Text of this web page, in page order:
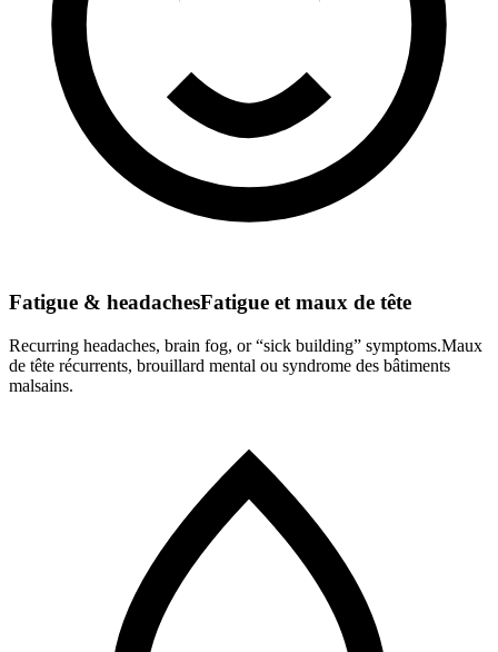
Fatigue & headachesFatigue et maux de tête
Recurring headaches, brain fog, or “sick building” symptoms.Maux
de tête récurrents, brouillard mental ou syndrome des bâtiments
malsains.